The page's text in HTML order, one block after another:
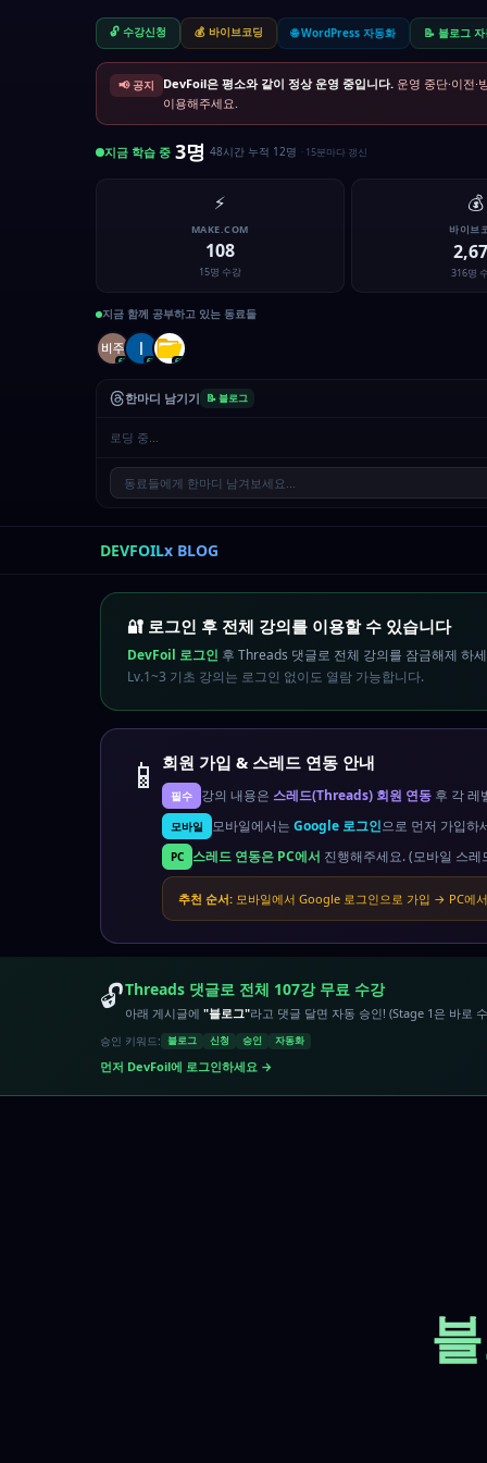
🔓 수강신청 💰 바이브코딩 🌐 WordPress 자동화 📝 블로그
📢 공지 DevFoil은 평소와 같이 정상 운영 중입니다. 운영 중단·이전
이용해주세요.
지금 학습 중 3명 48시간 누적 12명 · 15분마다 갱신
⚡
MAKE.COM
108
15명 수강
💰
바이브
316명
지금 함께 공부하고 있는 동료들
63 62 65
한마디 남기기 📝 블로그
로딩 중...
DEVFOILx BLOG
🔐 로그인 후 전체 강의를 이용할 수 있습니다
DevFoil 로그인 후 Threads 댓글로 전체 강의를 잠금해제 하
Lv.1~3 기초 강의는 로그인 없이도 열람 가능합니다.
📱 회원 가입 & 스레드 연동 안내
필수 강의 내용은 스레드(Threads) 회원 연동 후 각 레
모바일 모바일에서는 Google 로그인으로 먼저 가입하
PC 스레드 연동은 PC에서 진행해주세요. (모바일 스
추천 순서: 모바일에서 Google 로그인으로 가입 → PC에
🔓Threads 댓글로 전체 107강 무료 수강
아래 게시글에 "블로그"라고 댓글 달면 자동 승인! (Stage 1은 바로
승인 키워드: 블로그 신청 승인 자동화
먼저 DevFoil에 로그인하세요 →